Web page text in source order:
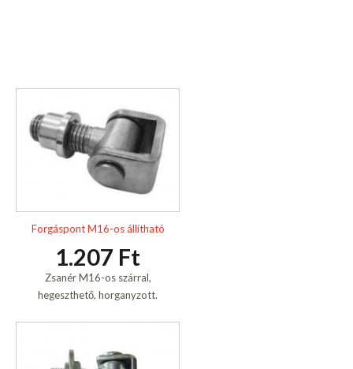
Forgáspont M16-os állítható
1.207 Ft
Zsanér M16-os szárral,
hegeszthető, horganyzott.